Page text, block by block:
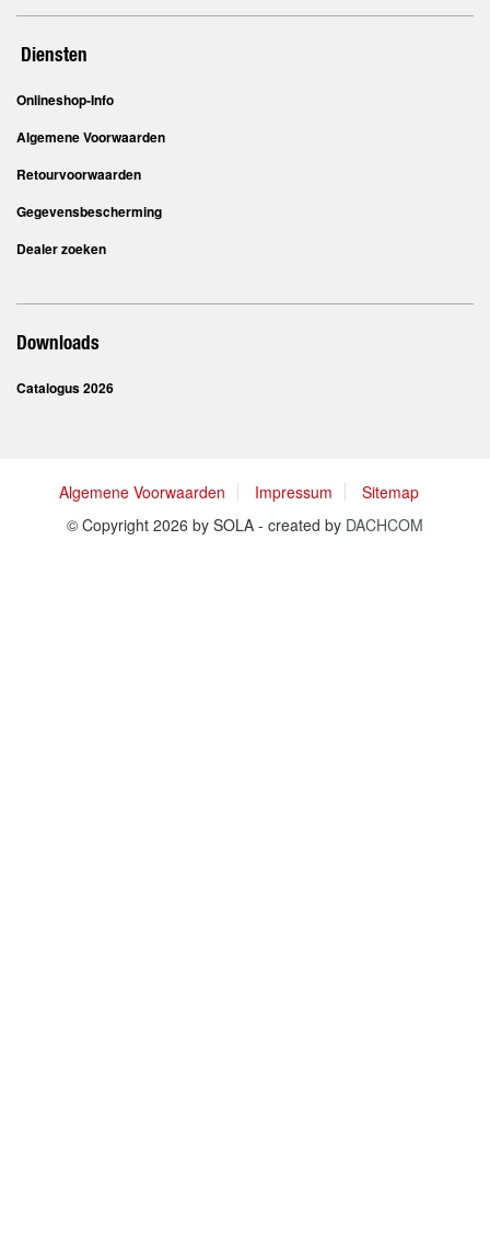
Diensten
Onlineshop-Info
Algemene Voorwaarden
Retourvoorwaarden
Gegevensbescherming
Dealer zoeken
Downloads
Catalogus 2026
Algemene Voorwaarden Impressum
Sitemap
© Copyright 2026 by SOLA - created by DACHCOM